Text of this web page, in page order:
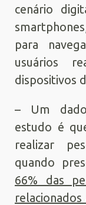
cenário
para
usuários
dispositivos
– Um
estudo é
realizar
quando
66% das